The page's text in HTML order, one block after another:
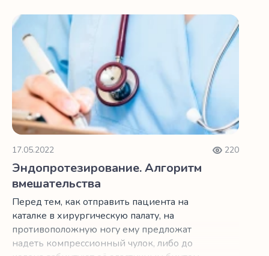
Эндопротезирование. Алгоритм вмешательства
17.05.2022 220
Эндопротезирование. Алгоритм
вмешательства
Перед тем, как отправить пациента на
каталке в хирургическую палату, на
противоположную ногу ему предложат
надеть компрессионный чулок, либо до